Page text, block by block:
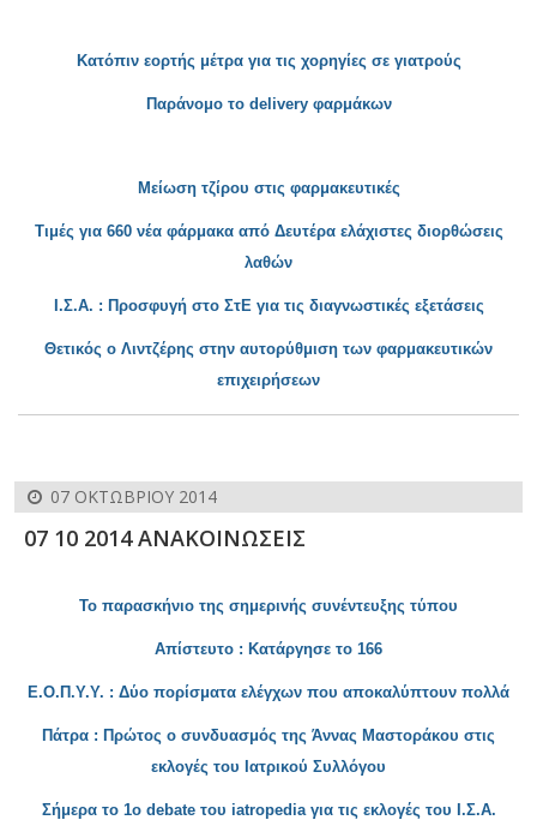
Κατόπιν εορτής μέτρα για τις χορηγίες σε γιατρούς
Παράνομο το delivery φαρμάκων
Μείωση τζίρου στις φαρμακευτικές
Τιμές για 660 νέα φάρμακα από Δευτέρα ελάχιστες διορθώσεις
λαθών
Ι.Σ.Α. : Προσφυγή στο ΣτΕ για τις διαγνωστικές εξετάσεις
Θετικός ο Λιντζέρης στην αυτορύθμιση των φαρμακευτικών
επιχειρήσεων
07 ΟΚΤΩΒΡΊΟΥ 2014
07 10 2014 ΑΝΑΚΟΙΝΩΣΕΙΣ
Το παρασκήνιο της σημερινής συνέντευξης τύπου
Απίστευτο : Κατάργησε το 166
Ε.Ο.Π.Υ.Υ. : Δύο πορίσματα ελέγχων που αποκαλύπτουν πολλά
Πάτρα : Πρώτος ο συνδυασμός της Άννας Μαστοράκου στις
εκλογές του Ιατρικού Συλλόγου
Σήμερα το 1ο debate του iatropedia για τις εκλογές του Ι.Σ.Α.